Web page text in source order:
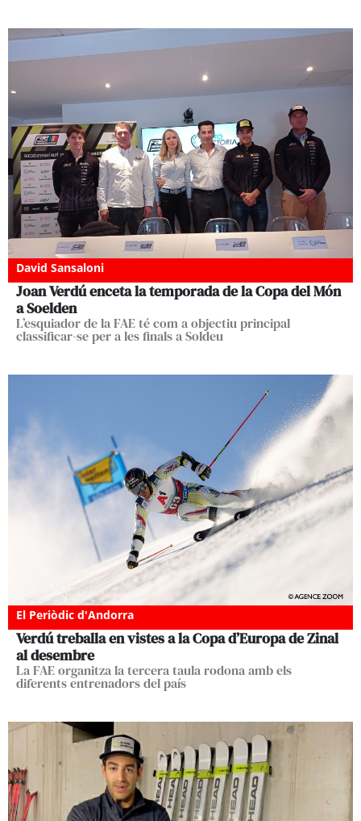
David Sansaloni
Joan Verdú enceta la temporada de la Copa del Món
a Soelden
L’esquiador de la FAE té com a objectiu principal
classificar-se per a les finals a Soldeu
El Periòdic d'Andorra
Verdú treballa en vistes a la Copa d’Europa de Zinal
al desembre
La FAE organitza la tercera taula rodona amb els
diferents entrenadors del país